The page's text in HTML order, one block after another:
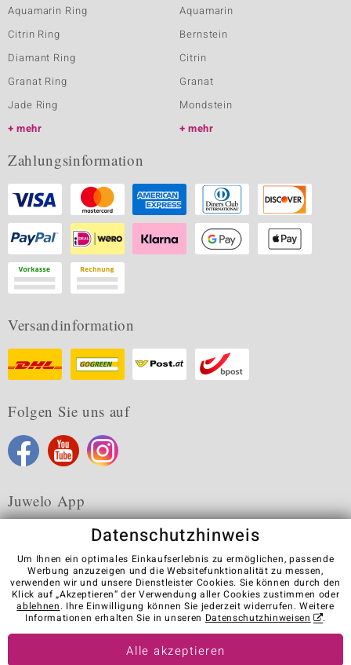
Aquamarin Ring
Citrin Ring
Diamant Ring
Granat Ring
Jade Ring
mehr
Aquamarin
Bernstein
Citrin
Granat
Mondstein
mehr
Zahlungsinformation
Versandinformation
Folgen Sie uns auf
Juwelo App
Karriere AGB Datenschutz Cookies
Impressum
Kontakt
Vertrag widerrufen
Visit our stores in other countries:
Datenschutzhinweis
Um Ihnen ein optimales Einkaufserlebnis zu ermöglichen, passende
Werbung anzuzeigen und die Websitefunktionalität zu messen,
verwenden wir und unsere Dienstleister Cookies. Sie können durch den
Klick auf „Akzeptieren“ der Verwendung aller Cookies zustimmen oder
ablehnen. Ihre Einwilligung können Sie jederzeit widerrufen. Weitere
Informationen erhalten Sie in unseren Datenschutzhinweisen .
Alle akzeptieren